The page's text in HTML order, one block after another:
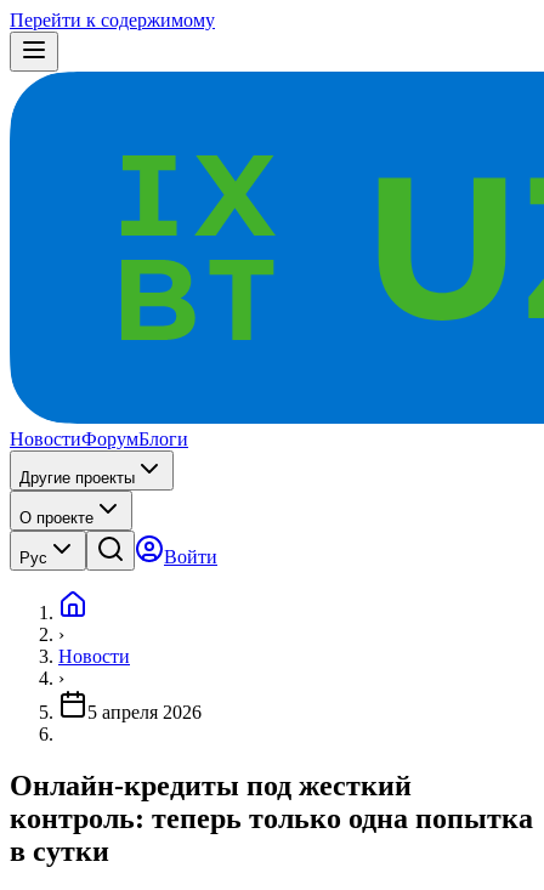
Перейти к содержимому
НовостиФорумБлоги
Другие проекты
О проекте
Рус Войти
›
Новости
›
5 апреля 2026
Онлайн-кредиты под жесткий
контроль: теперь только одна попытка
в сутки